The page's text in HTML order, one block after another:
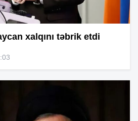
xalqını təbrik etdi